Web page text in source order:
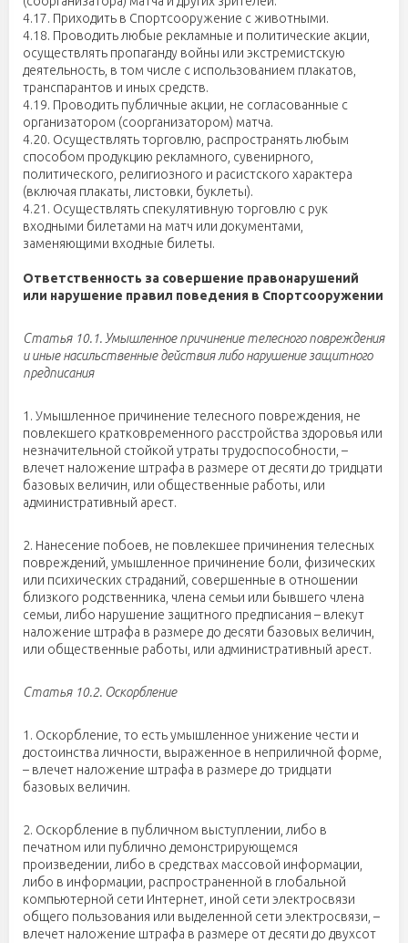
4.17. Приходить в Спортсооружение с животными.
4.18. Проводить любые рекламные и политические акции,
осуществлять пропаганду войны или экстремистскую
деятельность, в том числе с использованием плакатов,
транспарантов и иных средств.
4.19. Проводить публичные акции, не согласованные с
организатором (соорганизатором) матча.
4.20. Осуществлять торговлю, распространять любым
способом продукцию рекламного, сувенирного,
политического, религиозного и расистского характера
(включая плакаты, листовки, буклеты).
4.21. Осуществлять спекулятивную торговлю с рук
входными билетами на матч или документами,
заменяющими входные билеты.
Ответственность за совершение правонарушений
или нарушение правил поведения в Спортсооружении
Статья 10.1. Умышленное причинение телесного повреждения
и иные насильственные действия либо нарушение защитного
предписания
1. Умышленное причинение телесного повреждения, не
повлекшего кратковременного расстройства здоровья или
незначительной стойкой утраты трудоспособности, –
влечет наложение штрафа в размере от десяти до тридцати
базовых величин, или общественные работы, или
административный арест.
2. Нанесение побоев, не повлекшее причинения телесных
повреждений, умышленное причинение боли, физических
или психических страданий, совершенные в отношении
близкого родственника, члена семьи или бывшего члена
семьи, либо нарушение защитного предписания – влекут
наложение штрафа в размере до десяти базовых величин,
или общественные работы, или административный арест.
Статья 10.2. Оскорбление
1. Оскорбление, то есть умышленное унижение чести и
достоинства личности, выраженное в неприличной форме,
– влечет наложение штрафа в размере до тридцати
базовых величин.
2. Оскорбление в публичном выступлении, либо в
печатном или публично демонстрирующемся
произведении, либо в средствах массовой информации,
либо в информации, распространенной в глобальной
компьютерной сети Интернет, иной сети электросвязи
общего пользования или выделенной сети электросвязи, –
влечет наложение штрафа в размере от десяти до двухсот